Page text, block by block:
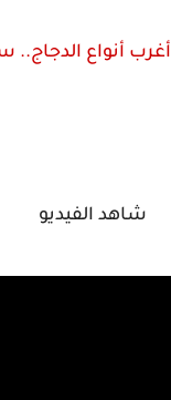
أنواع الدجاج..
شاهد الفيديو